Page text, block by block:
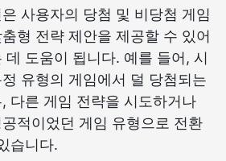
사용자의 당첨 및 비당첨 게임
형 전략 제안을 제공할 수 있어
데 도움이 됩니다. 예를 들어, 시
유형의 게임에서 덜 당첨되는
다른 게임 전략을 시도하거나
적이었던 게임 유형으로 전환
습니다.